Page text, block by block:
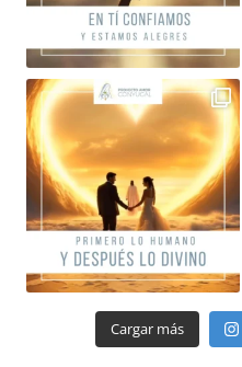
Cargar más